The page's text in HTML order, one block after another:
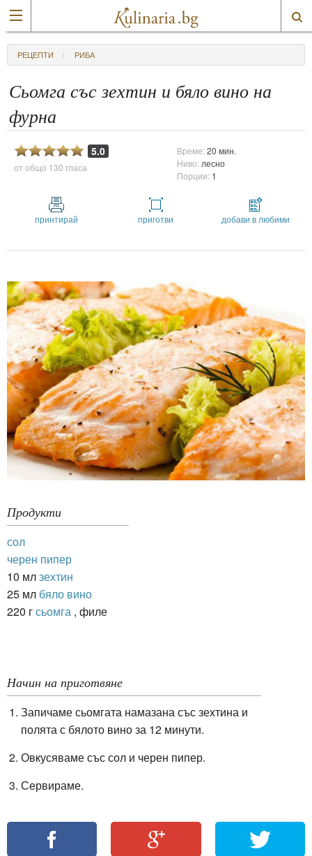
РЕЦЕПТИ РИБА
Сьомга със зехтин и бяло вино на
фурна
5.0
от общо 130 гласа
Време:20 мин.
Ниво: лесно
Порции: 1
принтирай приготви добави в любими
Продукти
сол
черен пипер
10 млзехтин
25 мл бяло вино
220 гсьомга , филе
Начин на приготвяне
Запичаме сьомгата намазана съсзехтина и
полята с бялото вино за 12 минути.
Овкусяваме със сол и черен пипер.
Сервираме.